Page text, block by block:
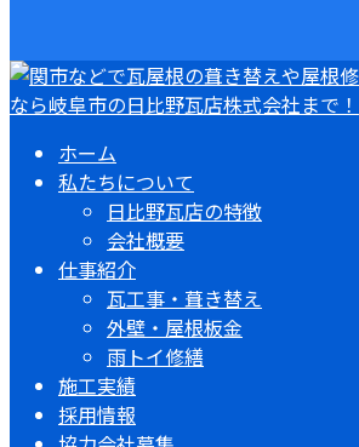
ホーム
私たちについて
日比野瓦店の特徴
会社概要
仕事紹介
瓦工事・葺き替え
外壁・屋根板金
雨トイ修繕
施工実績
採用情報